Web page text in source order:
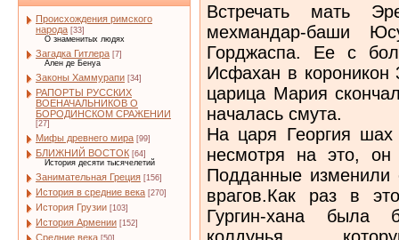
Происхождения римского
народа [33]
О знаменитых людях
Загадка Гитлера [7]
Ален де Бенуа
Законы Хаммурапи [34]
РАПОРТЫ РУССКИХ
ВОЕНАЧАЛЬНИКОВ О
БОРОДИНСКОМ СРАЖЕНИИ
[27]
Мифы древнего мира [99]
БЛИЖНИЙ ВОСТОК [64]
История десяти тысячелетий
Занимательная Греция [156]
История в средние века [270]
История Грузии [103]
История Армении [152]
Средние века [50]
Встречать мать
мехмандар-баши
Горджаспа. Ее с
Исфахан в короникон
царица Мария
началась смута.
На царя Георгия
несмотря на это, он
Подданные изменили
врагов.Как раз в
Гургин-хана была